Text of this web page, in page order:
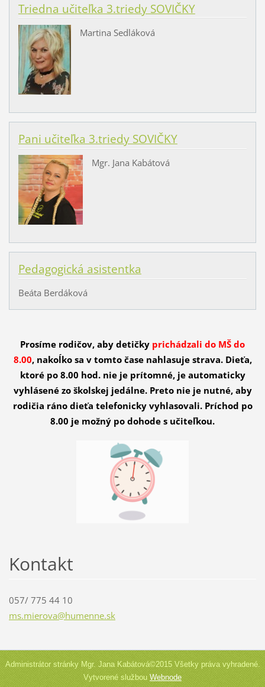
Triedna učiteľka 3.triedy SOVIČKY
Martina Sedláková
Pani učiteľka 3.triedy SOVIČKY
Mgr. Jana Kabátová
Pedagogická asistentka
Beáta Berdáková
Prosíme rodičov, aby detičky prichádzali do MŠ do
8.00, nakoĺko sa v tomto čase nahlasuje strava. Dieťa,
ktoré po 8.00 hod. nie je prítomné, je automaticky
vyhlásené zo školskej jedálne. Preto nie je nutné, aby
rodičia ráno dieťa telefonicky vyhlasovali. Príchod po
8.00 je možný po dohode s učiteľkou.
Kontakt
057/ 775 44 10
ms.mierova@humenne.sk
Administrátor stránky Mgr. Jana Kabátová©2015 Všetky práva vyhradené.
Vytvorené službouWebnode